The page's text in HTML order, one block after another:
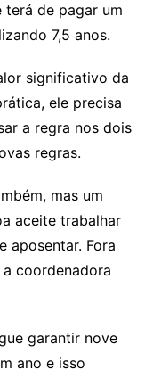
terá de pagar um
7,5 anos.
significativo da
ele precisa
a regra nos dois
regras.
mas um
aceite trabalhar
aposentar. Fora
coordenadora
garantir nove
ano e isso